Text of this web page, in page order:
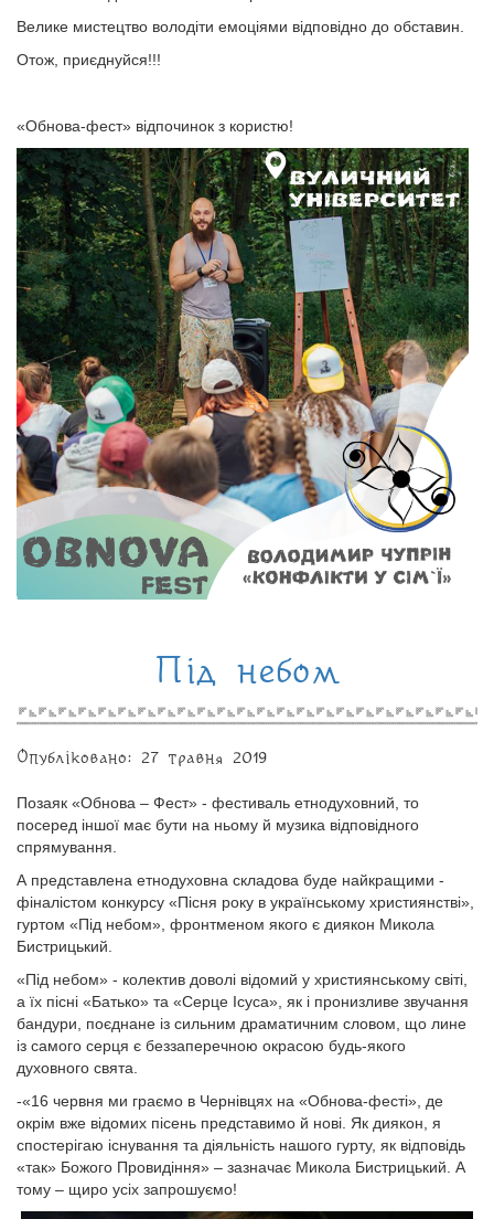
Велике мистецтво володіти емоціями відповідно до обставин.
Отож, приєднуйся!!!
«Обнова-фест» відпочинок з користю!
Під небом
Опубліковано: 27 травня 2019
Позаяк «Обнова – Фест» - фестиваль етнодуховний, то
посеред іншої має бути на ньому й музика відповідного
спрямування.
А представлена етнодуховна складова буде найкращими -
фіналістом конкурсу «Пісня року в українському християнстві»,
гуртом «Під небом», фронтменом якого є диякон Микола
Бистрицький.
«Під небом» - колектив доволі відомий у християнському світі,
а їх пісні «Батько» та «Серце Ісуса», як і пронизливе звучання
бандури, поєднане із сильним драматичним словом, що лине
із самого серця є беззаперечною окрасою будь-якого
духовного свята.
-«16 червня ми граємо в Чернівцях на «Обнова-фесті», де
окрім вже відомих пісень представимо й нові. Як диякон, я
спостерігаю існування та діяльність нашого гурту, як відповідь
«так» Божого Провидіння» – зазначає Микола Бистрицький. А
тому – щиро усіх запрошуємо!